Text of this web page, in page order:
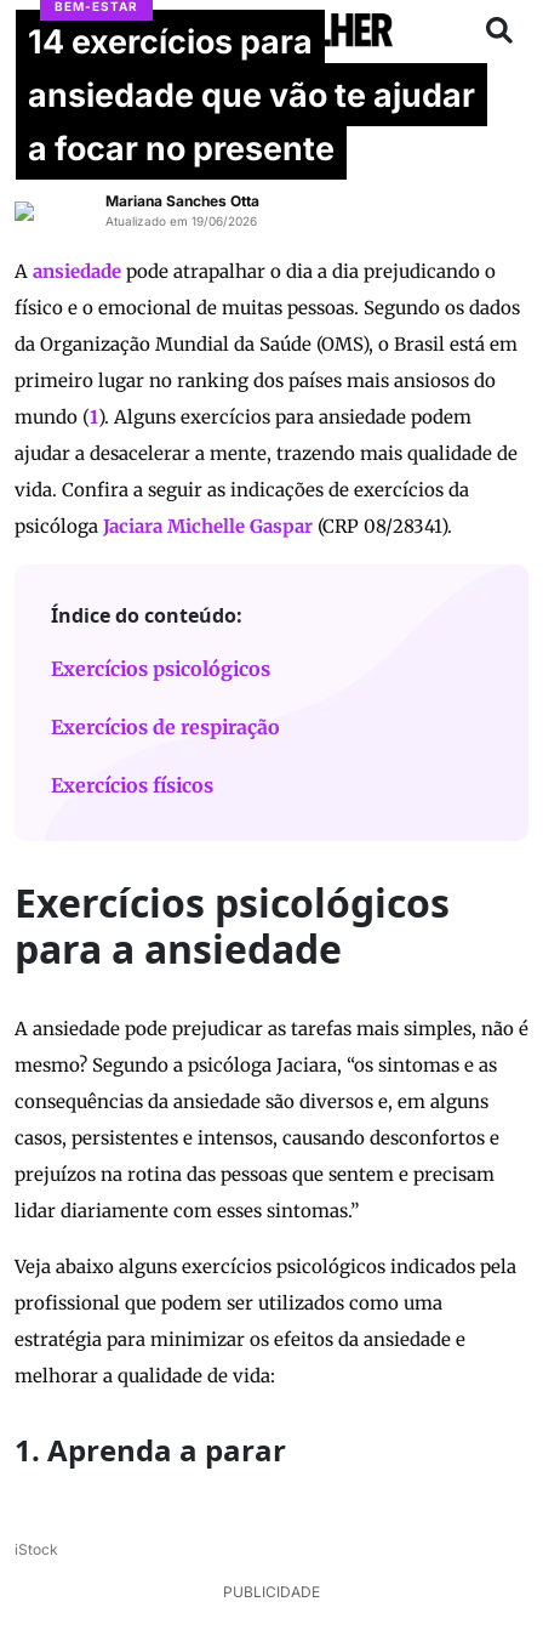
BEM-ESTAR
14 exercícios para
ansiedade que vão te ajudar
a focar no presente
Mariana Sanches Otta
Atualizado em 19/06/2026
A ansiedade pode atrapalhar o dia a dia prejudicando o
físico e o emocional de muitas pessoas. Segundo os dados
da Organização Mundial da Saúde (OMS), o Brasil está em
primeiro lugar no ranking dos países mais ansiosos do
mundo (1). Alguns exercícios para ansiedade podem
ajudar a desacelerar a mente, trazendo mais qualidade de
vida. Confira a seguir as indicações de exercícios da
psicóloga Jaciara Michelle Gaspar (CRP 08/28341).
Índice do conteúdo:
Exercícios psicológicos
Exercícios de respiração
Exercícios físicos
Exercícios psicológicos
para a ansiedade
A ansiedade pode prejudicar as tarefas mais simples, não é
mesmo? Segundo a psicóloga Jaciara, “os sintomas e as
consequências da ansiedade são diversos e, em alguns
casos, persistentes e intensos, causando desconfortos e
prejuízos na rotina das pessoas que sentem e precisam
lidar diariamente com esses sintomas.”
Veja abaixo alguns exercícios psicológicos indicados pela
profissional que podem ser utilizados como uma
estratégia para minimizar os efeitos da ansiedade e
melhorar a qualidade de vida:
1. Aprenda a parar
iStock
PUBLICIDADE